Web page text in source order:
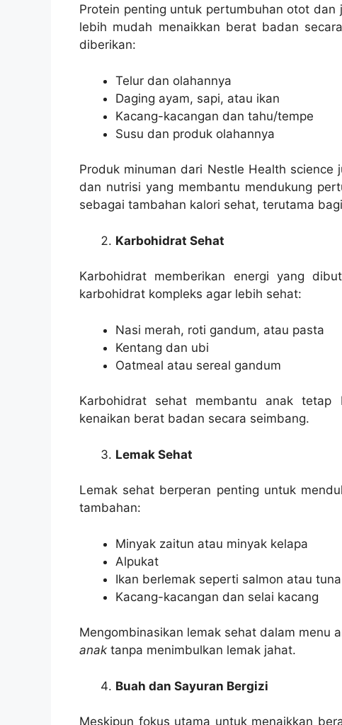
Protein penting untuk pertumbuhan otot
lebih mudah menaikkan berat badan
diberikan:
Telur dan olahannya
Daging ayam, sapi, atau ikan
Kacang-kacangan dan tahu/tempe
Susu dan produk olahannya
Produk minuman dari Nestle Health
dan nutrisi yang membantu mendukung
sebagai tambahan kalori sehat, terutama
Karbohidrat Sehat
Karbohidrat memberikan energi yang
karbohidrat kompleks agar lebih sehat:
Nasi merah, roti gandum, atau pasta
Kentang dan ubi
Oatmeal atau sereal gandum
Karbohidrat sehat membantu anak tetap
kenaikan berat badan secara seimbang.
Lemak Sehat
Lemak sehat berperan penting untuk
tambahan:
Minyak zaitun atau minyak kelapa
Alpukat
Ikan berlemak seperti salmon atau tuna
Kacang-kacangan dan selai kacang
Mengombinasikan lemak sehat dalam menu
anak tanpa menimbulkan lemak jahat.
Buah dan Sayuran Bergizi
Meskipun fokus utama untuk menaikkan